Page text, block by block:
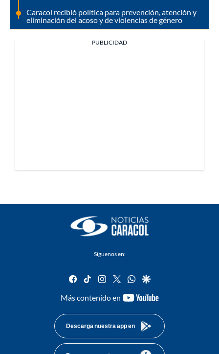
Caracol recibió política para prevención, atención y
eliminación del acoso y de violencias de género
PUBLICIDAD
Síguenos en:
facebook
tiktok instagram
twitterwhatsapp
google
Más contenido en
youtube-
Descarga nuestra app en